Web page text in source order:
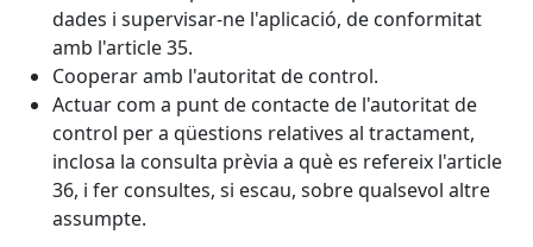
dades i supervisar-ne l'aplicació, de conformitat
amb l'article 35.
Cooperar amb l'autoritat de control.
Actuar com a punt de contacte de l'autoritat de
control per a qüestions relatives al tractament,
inclosa la consulta prèvia a què es refereix l'article
36, i fer consultes, si escau, sobre qualsevol altre
assumpte.